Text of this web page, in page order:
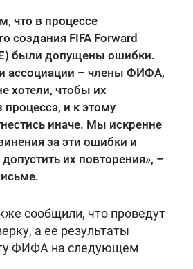
что в процессе
создания FIFA Forward
были допущены ошибки.
ассоциации – члены ФИФА,
хотели, чтобы их
и к этому
иначе. Мы искренне
за эти ошибки и
их повторения», –
сообщили, что проведут
а ее результаты
ФИФА на следующем